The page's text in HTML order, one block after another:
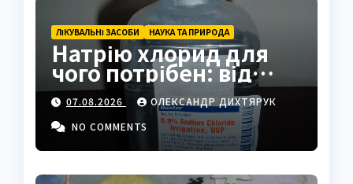
ЛІКУВАЛЬНІ ЗАСОБИ НАУКА ТА ПРИРОДА
Натрію хлорид для
чого потрібен: від
фізрозчину до
промисловості
07.08.2026
ОЛЕКСАНДР ДИХТЯРУК
NO COMMENTS